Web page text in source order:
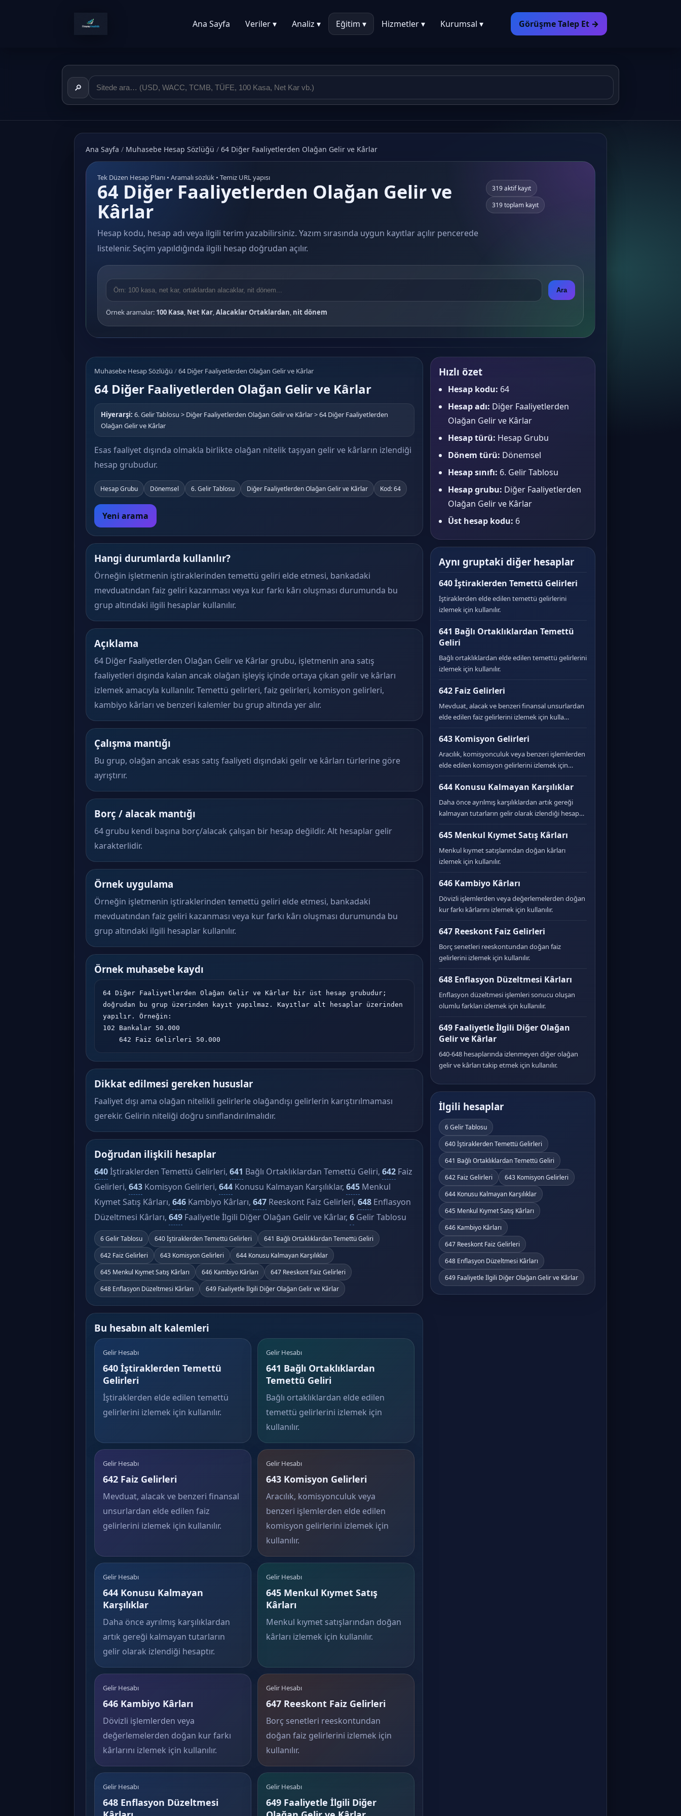
Ana Sayfa Veriler ▾ Analiz ▾ Eğitim ▾ Hizmetler ▾ Kurumsal ▾ Görüşme Talep Et →
🔎
Ana Sayfa / Muhasebe Hesap Sözlüğü / 64 Diğer Faaliyetlerden Olağan Gelir ve Kârlar
Tek Düzen Hesap Planı • Aramalı sözlük • Temiz URL yapısı
64 Diğer Faaliyetlerden Olağan Gelir ve
Kârlar
Hesap kodu, hesap adı veya ilgili terim yazabilirsiniz. Yazım sırasında uygun kayıtlar açılır pencerede
listelenir. Seçim yapıldığında ilgili hesap doğrudan açılır.
319 aktif kayıt
319 toplam kayıt
Ara
Örnek aramalar: 100 Kasa, Net Kar,Alacaklar Ortaklardan, nit dönem
Muhasebe Hesap Sözlüğü /64 Diğer Faaliyetlerden Olağan Gelir ve Kârlar
64 Diğer Faaliyetlerden Olağan Gelir ve Kârlar
Hiyerarşi: 6. Gelir Tablosu > Diğer Faaliyetlerden Olağan Gelir ve Kârlar > 64 Diğer Faaliyetlerden
Olağan Gelir ve Kârlar
Esas faaliyet dışında olmakla birlikte olağan nitelik taşıyan gelir ve kârların izlendiği
hesap grubudur.
Hesap Grubu Dönemsel 6. Gelir Tablosu Diğer Faaliyetlerden Olağan Gelir ve Kârlar Kod: 64
Yeni arama
Hangi durumlarda kullanılır?
Örneğin işletmenin iştiraklerinden temettü geliri elde etmesi, bankadaki
mevduatından faiz geliri kazanması veya kur farkı kârı oluşması durumunda bu
grup altındaki ilgili hesaplar kullanılır.
Açıklama
64 Diğer Faaliyetlerden Olağan Gelir ve Kârlar grubu, işletmenin ana satış
faaliyetleri dışında kalan ancak olağan işleyiş içinde ortaya çıkan gelir ve kârları
izlemek amacıyla kullanılır. Temettü gelirleri, faiz gelirleri, komisyon gelirleri,
kambiyo kârları ve benzeri kalemler bu grup altında yer alır.
Çalışma mantığı
Bu grup, olağan ancak esas satış faaliyeti dışındaki gelir ve kârları türlerine göre
ayrıştırır.
Borç / alacak mantığı
64 grubu kendi başına borç/alacak çalışan bir hesap değildir. Alt hesaplar gelir
karakterlidir.
Örnek uygulama
Örneğin işletmenin iştiraklerinden temettü geliri elde etmesi, bankadaki
mevduatından faiz geliri kazanması veya kur farkı kârı oluşması durumunda bu
grup altındaki ilgili hesaplar kullanılır.
Örnek muhasebe kaydı
64 Diğer Faaliyetlerden Olağan Gelir ve Kârlar bir üst hesap grubudur;
doğrudan bu grup üzerinden kayıt yapılmaz. Kayıtlar alt hesaplar üzerinden
yapılır. Örneğin:
102 Bankalar 50.000
    642 Faiz Gelirleri 50.000
Dikkat edilmesi gereken hususlar
Faaliyet dışı ama olağan nitelikli gelirlerle olağandışı gelirlerin karıştırılmaması
gerekir. Gelirin niteliği doğru sınıflandırılmalıdır.
Doğrudan ilişkili hesaplar
640İştiraklerden Temettü Gelirleri, 641 Bağlı Ortaklıklardan Temettü Geliri, 642 Faiz
Gelirleri, 643 Komisyon Gelirleri, 644 Konusu Kalmayan Karşılıklar, 645 Menkul
Kıymet Satış Kârları, 646 Kambiyo Kârları, 647 Reeskont Faiz Gelirleri, 648 Enflasyon
Düzeltmesi Kârları, 649 Faaliyetle İlgili Diğer Olağan Gelir ve Kârlar, 6 Gelir Tablosu
6 Gelir Tablosu 640 İştiraklerden Temettü Gelirleri
641 Bağlı Ortaklıklardan Temettü Geliri
642 Faiz Gelirleri
643 Komisyon Gelirleri
644 Konusu Kalmayan Karşılıklar
645 Menkul Kıymet Satış Kârları
646 Kambiyo Kârları
647 Reeskont Faiz Gelirleri
648 Enflasyon Düzeltmesi Kârları
649 Faaliyetle İlgili Diğer Olağan Gelir ve Kârlar
Bu hesabın alt kalemleri
Gelir Hesabı
640 İştiraklerden Temettü
Gelirleri
İştiraklerden elde edilen temettü
gelirlerini izlemek için kullanılır.
Gelir Hesabı
641 Bağlı Ortaklıklardan
Temettü Geliri
Bağlı ortaklıklardan elde edilen
temettü gelirlerini izlemek için
kullanılır.
Gelir Hesabı
642 Faiz Gelirleri
Mevduat, alacak ve benzeri finansal
unsurlardan elde edilen faiz
gelirlerini izlemek için kullanılır.
Gelir Hesabı
643 Komisyon Gelirleri
Aracılık, komisyonculuk veya
benzeri işlemlerden elde edilen
komisyon gelirlerini izlemek için
kullanılır.
Gelir Hesabı
644 Konusu Kalmayan
Karşılıklar
Daha önce ayrılmış karşılıklardan
artık gereği kalmayan tutarların
gelir olarak izlendiği hesaptır.
Gelir Hesabı
645 Menkul Kıymet Satış
Kârları
Menkul kıymet satışlarından doğan
kârları izlemek için kullanılır.
Gelir Hesabı
646 Kambiyo Kârları
Dövizli işlemlerden veya
değerlemelerden doğan kur farkı
kârlarını izlemek için kullanılır.
Gelir Hesabı
647 Reeskont Faiz Gelirleri
Borç senetleri reeskontundan
doğan faiz gelirlerini izlemek için
kullanılır.
Gelir Hesabı
648 Enflasyon Düzeltmesi
Gelir Hesabı
649 Faaliyetle İlgili Diğer
Hızlı özet
Hesap kodu: 64
Hesap adı: Diğer Faaliyetlerden
Olağan Gelir ve Kârlar
Hesap türü: Hesap Grubu
Dönem türü: Dönemsel
Hesap sınıfı: 6. Gelir Tablosu
Hesap grubu: Diğer Faaliyetlerden
Olağan Gelir ve Kârlar
Üst hesap kodu: 6
Aynı gruptaki diğer hesaplar
640 İştiraklerden Temettü Gelirleri
İştiraklerden elde edilen temettü gelirlerini
izlemek için kullanılır.
641 Bağlı Ortaklıklardan Temettü
Geliri
Bağlı ortaklıklardan elde edilen temettü gelirlerini
izlemek için kullanılır.
642 Faiz Gelirleri
Mevduat, alacak ve benzeri finansal unsurlardan
elde edilen faiz gelirlerini izlemek için kulla…
643 Komisyon Gelirleri
Aracılık, komisyonculuk veya benzeri işlemlerden
elde edilen komisyon gelirlerini izlemek için…
644 Konusu Kalmayan Karşılıklar
Daha önce ayrılmış karşılıklardan artık gereği
kalmayan tutarların gelir olarak izlendiği hesap…
645 Menkul Kıymet Satış Kârları
Menkul kıymet satışlarından doğan kârları
izlemek için kullanılır.
646 Kambiyo Kârları
Dövizli işlemlerden veya değerlemelerden doğan
kur farkı kârlarını izlemek için kullanılır.
647 Reeskont Faiz Gelirleri
Borç senetleri reeskontundan doğan faiz
gelirlerini izlemek için kullanılır.
648 Enflasyon Düzeltmesi Kârları
Enflasyon düzeltmesi işlemleri sonucu oluşan
olumlu farkları izlemek için kullanılır.
649 Faaliyetle İlgili Diğer Olağan
Gelir ve Kârlar
640-648 hesaplarında izlenmeyen diğer olağan
gelir ve kârları takip etmek için kullanılır.
İlgili hesaplar
6 Gelir Tablosu
640 İştiraklerden Temettü Gelirleri
641 Bağlı Ortaklıklardan Temettü Geliri
642 Faiz Gelirleri
643 Komisyon Gelirleri
644 Konusu Kalmayan Karşılıklar
645 Menkul Kıymet Satış Kârları
646 Kambiyo Kârları
647 Reeskont Faiz Gelirleri
648 Enflasyon Düzeltmesi Kârları
649 Faaliyetle İlgili Diğer Olağan Gelir ve Kârlar